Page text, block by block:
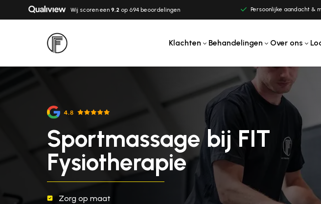
Wij scoren een 9,2 op 694 beoordelingen Persoonlijke aandacht &
Klachten Behandelingen Over ons
Sportmassage bij FIT
Fysiotherapie
Zorg op maat